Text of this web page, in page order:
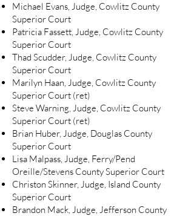
Michael Evans, Judge, Cowlitz County
Superior Court
Patricia Fassett, Judge, Cowlitz County
Superior Court
Thad Scudder, Judge, Cowlitz County
Superior Court
Marilyn Haan, Judge, Cowlitz County
Superior Court (ret)
Steve Warning, Judge, Cowlitz County
Superior Court (ret)
Brian Huber, Judge, Douglas County
Superior Court
Lisa Malpass, Judge, Ferry/Pend
Oreille/Stevens County Superior Court
Christon Skinner, Judge, Island County
Superior Court
Brandon Mack, Judge, Jefferson County